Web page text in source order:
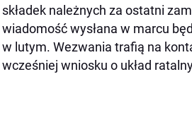
składek należnych za ostatni
wiadomość wysłana w marcu
w lutym. Wezwania trafią na
wcześniej wniosku o układ